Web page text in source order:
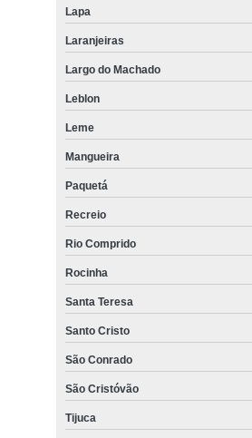
Lapa
Laranjeiras
Largo do Machado
Leblon
Leme
Mangueira
Paquetá
Recreio
Rio Comprido
Rocinha
Santa Teresa
Santo Cristo
São Conrado
São Cristóvão
Tijuca